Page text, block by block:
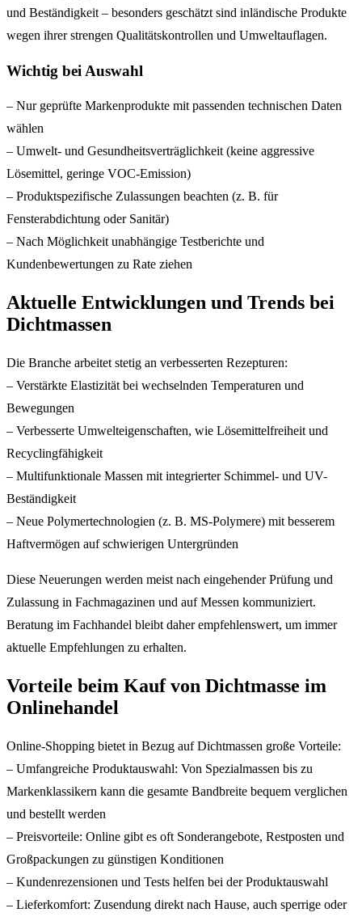
und Beständigkeit – besonders geschätzt sind inländische Produkte
wegen ihrer strengen Qualitätskontrollen und Umweltauflagen.
Wichtig bei Auswahl
– Nur geprüfte Markenprodukte mit passenden technischen Daten
wählen
– Umwelt- und Gesundheitsverträglichkeit (keine aggressive
Lösemittel, geringe VOC-Emission)
– Produktspezifische Zulassungen beachten (z. B. für
Fensterabdichtung oder Sanitär)
– Nach Möglichkeit unabhängige Testberichte und
Kundenbewertungen zu Rate ziehen
Aktuelle Entwicklungen und Trends bei
Dichtmassen
Die Branche arbeitet stetig an verbesserten Rezepturen:
– Verstärkte Elastizität bei wechselnden Temperaturen und
Bewegungen
– Verbesserte Umwelteigenschaften, wie Lösemittelfreiheit und
Recyclingfähigkeit
– Multifunktionale Massen mit integrierter Schimmel- und UV-
Beständigkeit
– Neue Polymertechnologien (z. B. MS-Polymere) mit besserem
Haftvermögen auf schwierigen Untergründen
Diese Neuerungen werden meist nach eingehender Prüfung und
Zulassung in Fachmagazinen und auf Messen kommuniziert.
Beratung im Fachhandel bleibt daher empfehlenswert, um immer
aktuelle Empfehlungen zu erhalten.
Vorteile beim Kauf von Dichtmasse im
Onlinehandel
Online-Shopping bietet in Bezug auf Dichtmassen große Vorteile:
– Umfangreiche Produktauswahl: Von Spezialmassen bis zu
Markenklassikern kann die gesamte Bandbreite bequem verglichen
und bestellt werden
– Preisvorteile: Online gibt es oft Sonderangebote, Restposten und
Großpackungen zu günstigen Konditionen
– Kundenrezensionen und Tests helfen bei der Produktauswahl
– Lieferkomfort: Zusendung direkt nach Hause, auch sperrige oder